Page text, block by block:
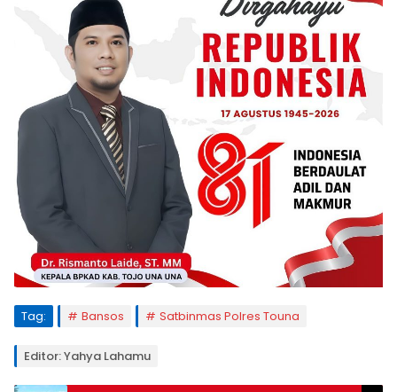
Tag: Bansos Satbinmas Polres Touna
Editor: Yahya Lahamu